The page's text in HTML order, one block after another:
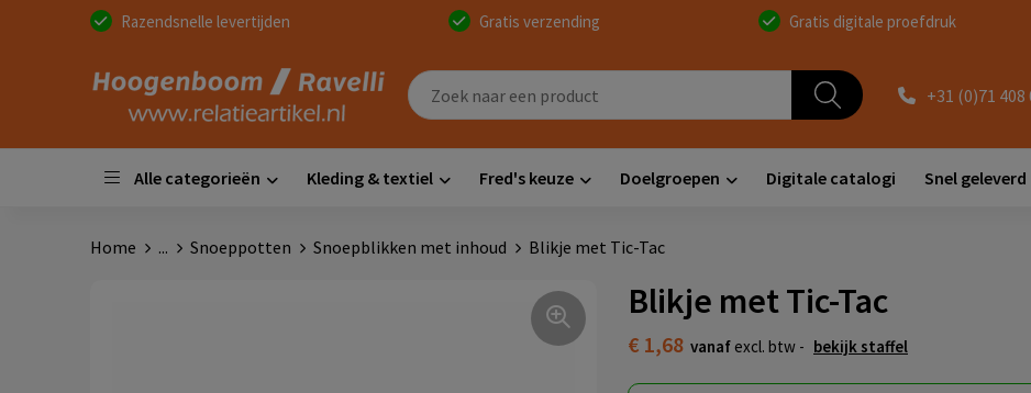
Razendsnelle levertijden Gratis verzending Gratis digitale proefdruk
+31 (0)71 408
Alle categorieën Kleding & textiel Fred's keuze Doelgroepen Digitale catalogi Snel geleverd
Home ... Snoeppotten Snoepblikken met inhoud Blikje met Tic-Tac
Blikje met Tic-Tac
€ 1,68 vanaf excl. btw - bekijk staffel